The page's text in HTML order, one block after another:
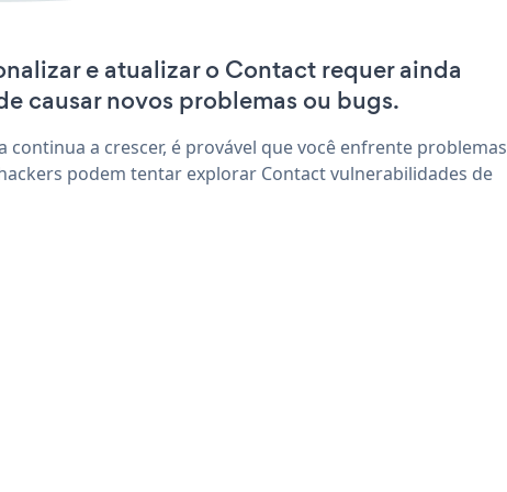
e atualizar o Contact requer ainda
causar novos problemas ou bugs.
continua a crescer, é provável que você enfrente problemas
podem tentar explorar Contact vulnerabilidades de